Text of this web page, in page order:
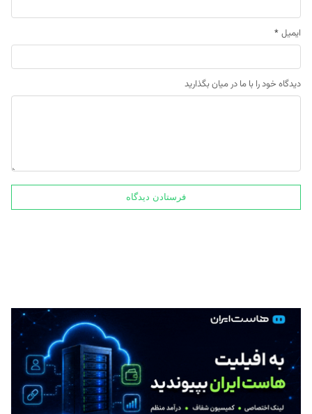
ایمیل *
دیدگاه خود را با ما در میان بگذارید